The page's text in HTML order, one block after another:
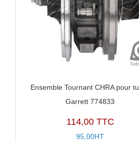
Ensemble Tournant CHRA pour
Garrett 774833
114,00 TTC
95,00HT